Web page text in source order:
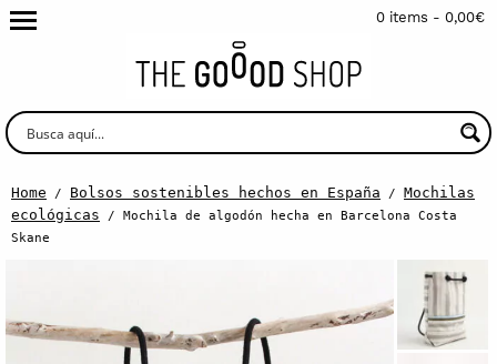
0 items - 0,00€
Home / Bolsos sostenibles hechos en España / Mochilas
ecológicas / Mochila de algodón hecha en Barcelona Costa
Skane